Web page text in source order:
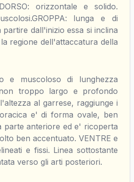
orizzontale e solido.
lunga e di
partire dall'inizio essa si inclina
regione dell'attaccatura della
e muscoloso di lunghezza
troppo largo e profondo
al garrese, raggiunge i
e' di forma ovale, ben
parte anteriore ed e' ricoperta
ben accentuato. VENTRE e
e fissi. Linea sottostante
verso gli arti posteriori.